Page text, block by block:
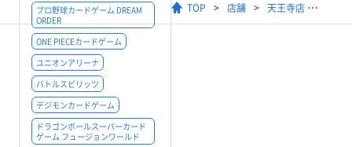
プロ野球カードゲーム DREAM
ORDER
ONE PIECEカードゲーム
ユニオンアリーナ
バトルスピリッツ
デジモンカードゲーム
ドラゴンボールスーパーカード
ゲーム フュージョンワールド
TOP 店舗 天王寺店